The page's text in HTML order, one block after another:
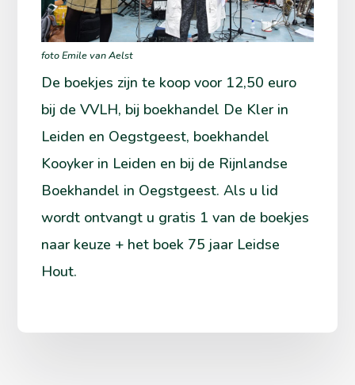
foto Emile van Aelst
De boekjes zijn te koop voor 12,50 euro
bij de VVLH, bij boekhandel De Kler in
Leiden en Oegstgeest, boekhandel
Kooyker in Leiden en bij de Rijnlandse
Boekhandel in Oegstgeest. Als u lid
wordt ontvangt u gratis 1 van de boekjes
naar keuze + het boek 75 jaar Leidse
Hout.